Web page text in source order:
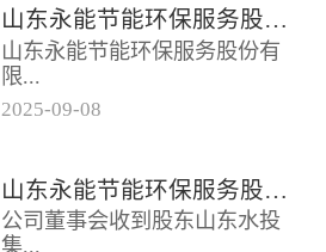
山东永能节能环保服务股份有限公司关于召开2025年第四次临时股东大会的通知
山东永能节能环保服务股份有
限...
时股东大会的通知根据公司第
四届董事会第十五次会议决
议，公司定于...
2025-09-08
山东永能节能环保服务股份有限公司关于召开2025年第三次临时股东大会的通知
公司董事会收到股东山东水投
集...